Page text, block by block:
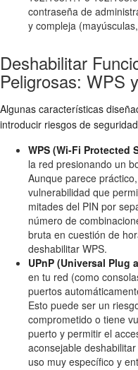
contraseña de
y compleja
Deshabilitar
Peligrosas: WPS
Algunas características
introducir riesgos de
WPS (Wi-Fi Protected
la red presionando un
Aunque parece
vulnerabilidad que
mitades del PIN por
número de
bruta en cuestión de
deshabilitar WPS.
UPnP (Universal Plug
en tu red (como
puertos
Esto puede ser un
comprometido o tiene
puerto y permitir el
aconsejable
uso muy específico y